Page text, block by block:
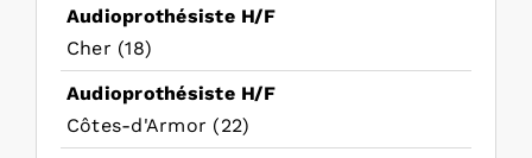
Audioprothésiste H/F
Cher (18)
Audioprothésiste H/F
Côtes-d'Armor (22)